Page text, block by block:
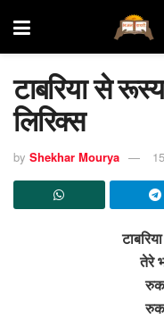
टाबरिया से
लिरिक्स
by Shekhar Mourya
तेरे
रुक
रुक